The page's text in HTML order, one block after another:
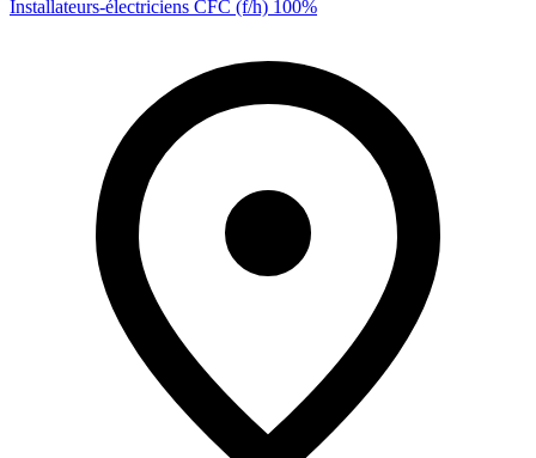
Installateurs-électriciens CFC (f/h) 100%